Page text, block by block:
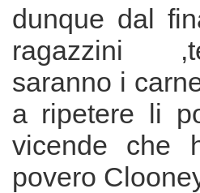
dunque dal
ragazzini
saranno i
a ripetere li
vicende che
povero